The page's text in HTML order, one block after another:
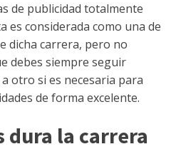
de publicidad totalmente
es considerada como una de
dicha carrera, pero no
debes siempre seguir
otro si es necesaria para
de forma excelente.
dura la carrera